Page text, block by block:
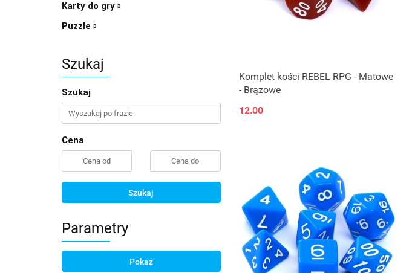
Karty do gry
Puzzle
Szukaj
Szukaj
Cena
Szukaj
Parametry
Pokaż
Komplet kości REBEL RPG - Matowe
- Brązowe
12.00